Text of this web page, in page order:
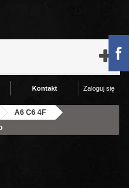
Zaloguj się
Kontakt
A6 C6 4F